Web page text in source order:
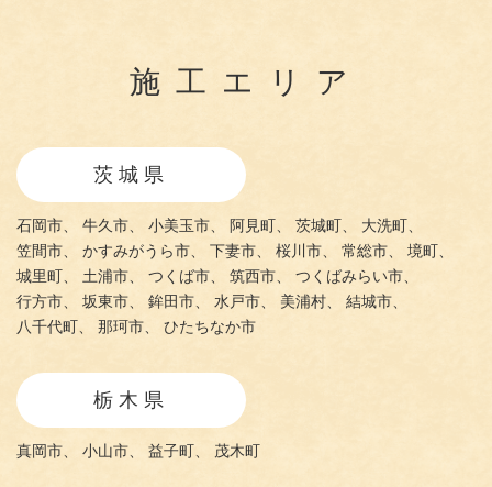
施工エリア
茨城県
石岡市、 牛久市、 小美玉市、 阿見町、 茨城町、
大洗町、
笠間市、
かすみがうら市、 下妻市、 桜川市、 常総市、
境町、
城里町、
土浦市、 つくば市、 筑西市、
つくばみらい市、
行方市、
坂東市、 鉾田市、 水戸市、 美浦村、
結城市、
八千代町、
那珂市、 ひたちなか市
栃木県
真岡市、 小山市、 益子町、 茂木町